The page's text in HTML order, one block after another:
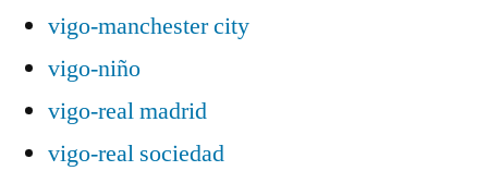
vigo-manchester city
vigo-niño
vigo-real madrid
vigo-real sociedad